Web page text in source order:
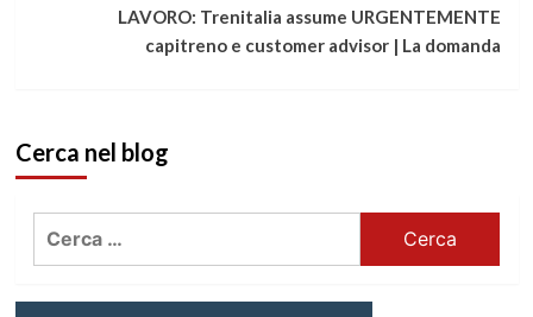
LAVORO: Trenitalia assume URGENTEMENTE
capitreno e customer advisor | La domanda
Cerca nel blog